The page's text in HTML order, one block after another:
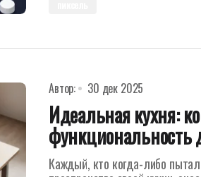
Автор: 30 дек 2025
Идеальная кухня:
функциональность
Каждый, кто когда-либо